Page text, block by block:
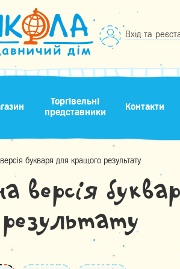
Вхід та
Торгівельні
представники
Контакти
букваря для кращого результату
версія